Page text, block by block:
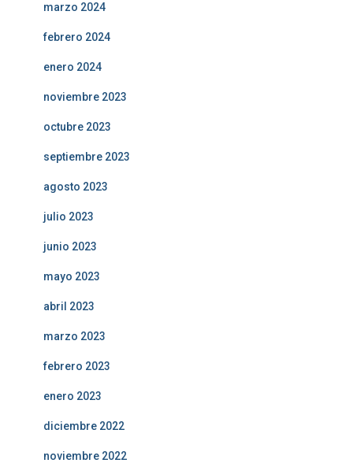
marzo 2024
febrero 2024
enero 2024
noviembre 2023
octubre 2023
septiembre 2023
agosto 2023
julio 2023
junio 2023
mayo 2023
abril 2023
marzo 2023
febrero 2023
enero 2023
diciembre 2022
noviembre 2022